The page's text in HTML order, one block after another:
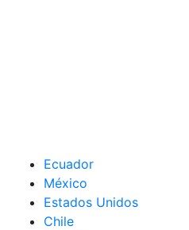
Ecuador
México
Estados Unidos
Chile